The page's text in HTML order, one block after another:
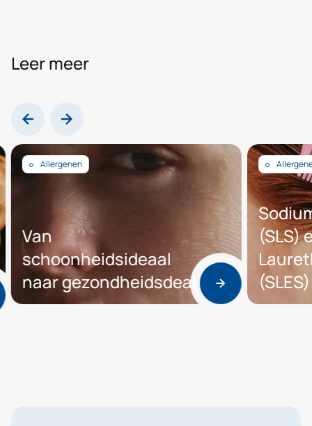
Leer meer
Allergenen
Van
schoonheidsideaal
naar gezondheidsdeal
Allergenen
(SLS)
Laureth
(SLES)